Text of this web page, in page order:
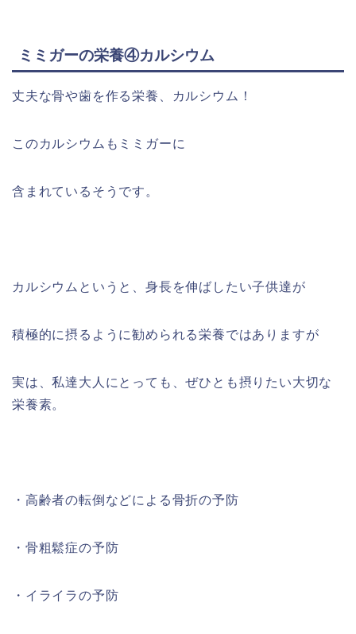
ミミガーの栄養④カルシウム
丈夫な骨や歯を作る栄養、カルシウム！
このカルシウムもミミガーに
含まれているそうです。
カルシウムというと、身長を伸ばしたい子供達が
積極的に摂るように勧められる栄養ではありますが
実は、私達大人にとっても、ぜひとも摂りたい大切な
栄養素。
・ 高齢者の転倒などによる骨折の予防
・ 骨粗鬆症の予防
・ イライラの予防